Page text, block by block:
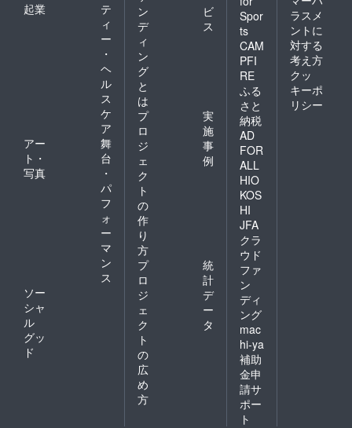
起業
テ
ィ
ー
・
ヘ
ル
ス
ケ
ア
アー
ト・
写真
舞
台
・
パ
フ
ォ
ー
マ
ン
ス
ソー
シャ
ル
グッ
ド
ン
デ
ィ
ン
グ
と
は
ビ
ス
プ
ロ
ジ
ェ
ク
ト
の
作
り
方
実
施
事
例
プ
ロ
ジ
ェ
ク
ト
の
広
め
方
統
計
デ
ー
タ
Spor
ts
CAM
PFI
RE
ふる
さと
納税
AD
FOR
ALL
HIO
KOS
HI
JFA
クラ
ウド
ファ
ン
ディ
ング
mac
hi-ya
補助
金申
請サ
ポー
ト
ラスメ
ントに
対する
考え方
クッ
キーポ
リシー